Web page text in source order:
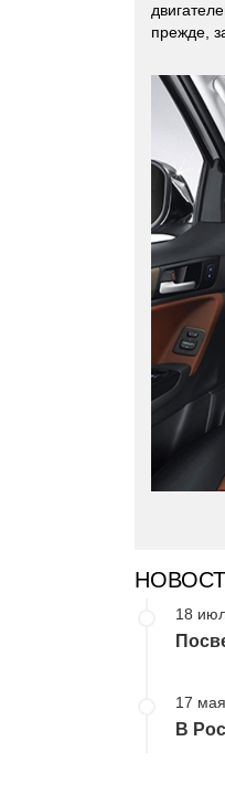
прежде,
18
17
В